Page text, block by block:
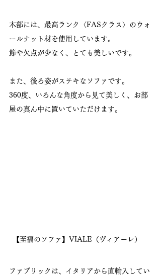
木部には、最高ランク〈FASクラス〉のウォ
ールナット材を使用しています。
節や欠点が少なく、とても美しいです。
また、後ろ姿がステキなソファです。
360度、いろんな角度から見て美しく、お部
屋の真ん中に置いていただけます。
【至福のソファ】VIALE（ヴィアーレ）
ファブリックは、イタリアから直輸入してい